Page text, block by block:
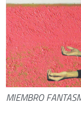
MIEMBRO